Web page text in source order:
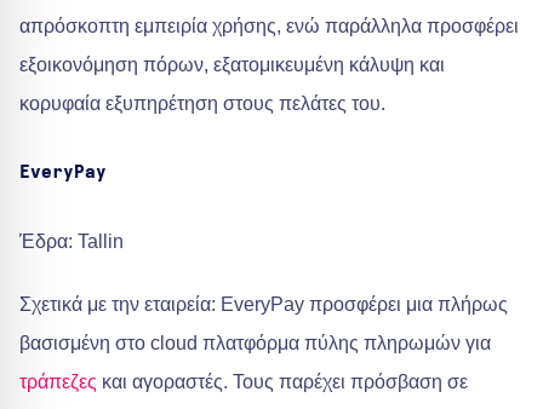
απρόσκοπτη εμπειρία χρήσης, ενώ παράλληλα προσφέρει
εξοικονόμηση πόρων, εξατομικευμένη κάλυψη και
κορυφαία εξυπηρέτηση στους πελάτες του.
EveryPay
Έδρα: Tallin
Σχετικά με την εταιρεία: EveryPay προσφέρει μια πλήρως
βασισμένη στο cloud πλατφόρμα πύλης πληρωμών για
τράπεζες και αγοραστές. Τους παρέχει πρόσβαση σε